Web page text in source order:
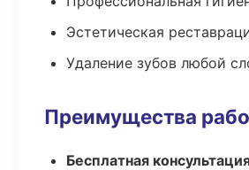
Эстетическая
Удаление зубов любой
Преимущества
Бесплатная